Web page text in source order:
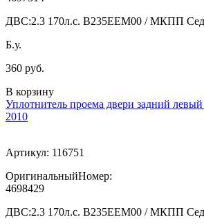
ДВС:2.3 170л.с. В235ЕЕМ00 / МКПП
Б.у.
360 руб.
В корзину
Уплотнитель проема двери задний левый
2010
Артикул: 116751
ОригинальныйНомер:
4698429
ДВС:2.3 170л.с. В235ЕЕМ00 / МКПП